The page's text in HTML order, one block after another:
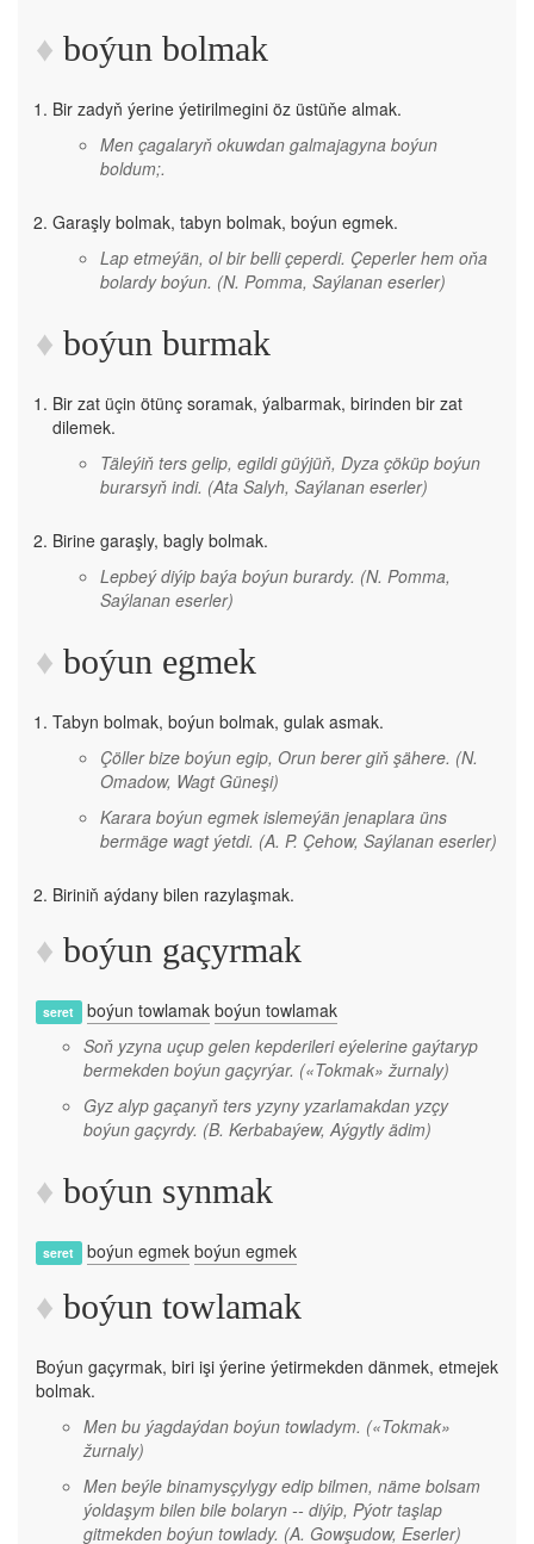
boýun bolmak
Bir zadyň ýerine ýetirilmegini öz üstüňe almak.
Men çagalaryň okuwdan galmajagyna boýun
boldum;.
Garaşly bolmak, tabyn bolmak, boýun egmek.
Lap etmeýän, ol bir belli çeperdi. Çeperler hem oňa
bolardy boýun. (N. Pomma, Saýlanan eserler)
boýun burmak
Bir zat üçin ötünç soramak, ýalbarmak, birinden bir zat
dilemek.
Täleýiň ters gelip, egildi güýjüň, Dyza çöküp boýun
burarsyň indi. (Ata Salyh, Saýlanan eserler)
Birine garaşly, bagly bolmak.
Lepbeý diýip baýa boýun burardy. (N. Pomma,
Saýlanan eserler)
boýun egmek
Tabyn bolmak, boýun bolmak, gulak asmak.
Çöller bize boýun egip, Orun berer giň şähere. (N.
Omadow, Wagt Güneşi)
Karara boýun egmek islemeýän jenaplara üns
bermäge wagt ýetdi. (A. P. Çehow, Saýlanan eserler)
Biriniň aýdany bilen razylaşmak.
boýun gaçyrmak
seret boýun towlamak boýun towlamak
Soň yzyna uçup gelen kepderileri eýelerine gaýtaryp
bermekden boýun gaçyrýar. («Tokmak» žurnaly)
Gyz alyp gaçanyň ters yzyny yzarlamakdan yzçy
boýun gaçyrdy. (B. Kerbabaýew, Aýgytly ädim)
boýun synmak
seret boýun egmek boýun egmek
boýun towlamak
Boýun gaçyrmak, biri işi ýerine ýetirmekden dänmek, etmejek
bolmak.
Men bu ýagdaýdan boýun towladym. («Tokmak»
žurnaly)
Men beýle binamysçylygy edip bilmen, näme bolsam
ýoldaşym bilen bile bolaryn -- diýip, Pýotr taşlap
gitmekden boýun towlady. (A. Gowşudow, Eserler)